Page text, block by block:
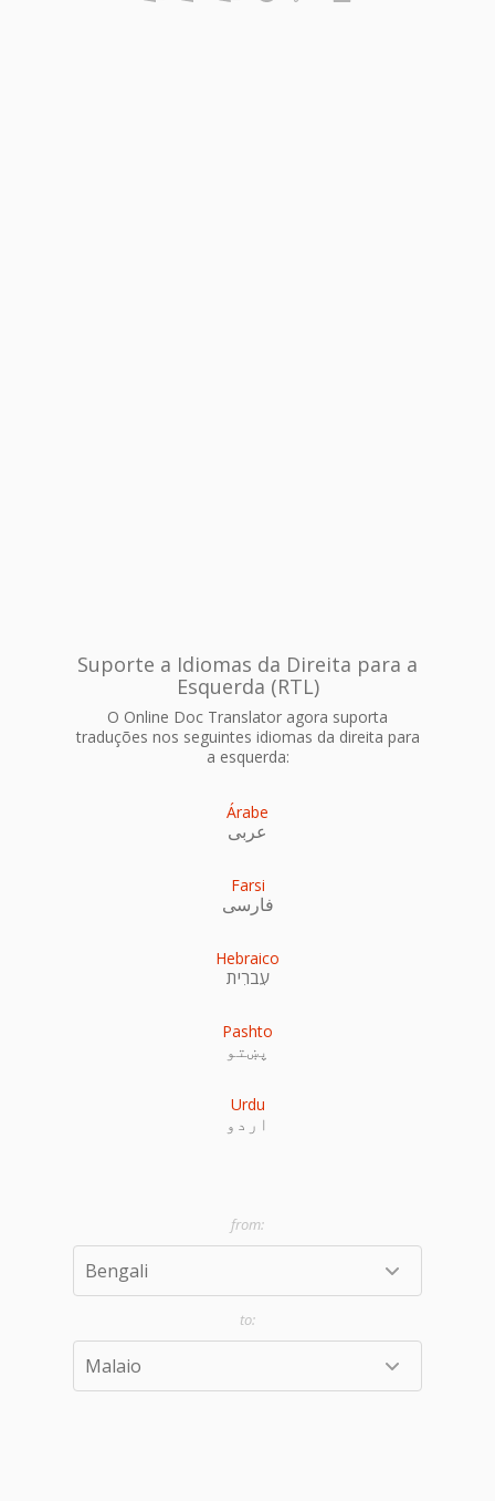
Suporte a Idiomas da Direita para a
Esquerda (RTL)
O Online Doc Translator agora suporta
traduções nos seguintes idiomas da direita para
a esquerda:
Árabe
عربى
Farsi
فارسی
Hebraico
עִברִית
Pashto
پښتو
Urdu
اردو